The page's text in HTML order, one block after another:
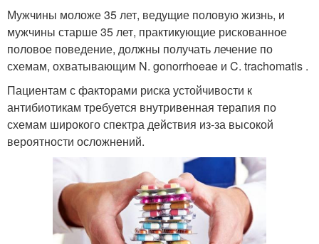
Мужчины моложе 35 лет, ведущие половую жизнь, и
мужчины старше 35 лет, практикующие рискованное
половое поведение, должны получать лечение по
схемам, охватывающим N. gonorrhoeae и C. trachomatis .
Пациентам с факторами риска устойчивости к
антибиотикам требуется внутривенная терапия по
схемам широкого спектра действия из-за высокой
вероятности осложнений.